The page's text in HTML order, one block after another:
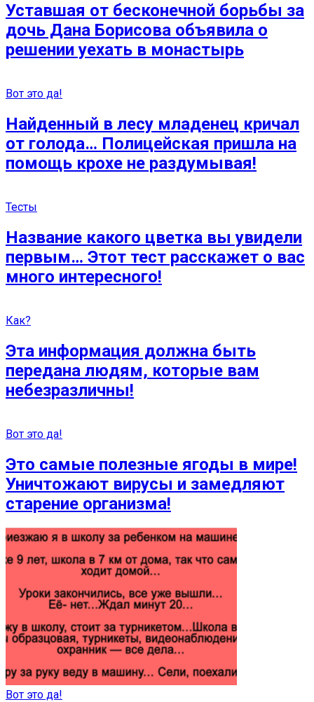
Уставшая от бесконечной борьбы за
дочь Дана Борисова объявила о
решении уехать в монастырь
Вот это да!
Найденный в лесу младенец кричал
от голода… Полицейская пришла на
помощь крохе не раздумывая!
Тесты
Название какого цветка вы увидели
первым… Этот тест расскажет о вас
много интересного!
Как?
Эта информация должна быть
передана людям, которые вам
небезразличны!
Вот это да!
Это самые полезные ягоды в мире!
Уничтожают вирусы и замедляют
старение организма!
Вот это да!